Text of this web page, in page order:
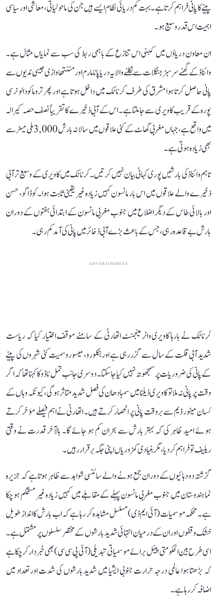
پینے کا پانی فراہم کرتا ہے۔ بہت کم دریائی نظام ایسے ہیں جن کی ماحولیاتی، معاشی اور سیاسی
اہمیت اس قدر وسیع ہو۔
ان معاون دریاؤں میں کبنی اس تنازع کے باہمی ربط کی سب سے نمایاں مثال ہے۔
وائناڈ کے گھنے سرسبز جنگلات سے نکلنے والا یہ دریا پانامارم اور مننتھاواڑی جیسی ندیوں سے
پانی حاصل کرتا ہوا مشرق کی طرف کرناٹک میں داخل ہوتا ہے اور پھر تروماکودالو نرسی
پورہ کے قریب کاویری سے جا ملتا ہے۔ اس کے آبی ذخیرے کا تقریباً نصف حصہ کیرالہ
میں واقع ہے، جہاں مغربی گھاٹ کے کئی علاقوں میں سالانہ بارش 3,000 ملی میٹر سے
بھی زیادہ ہوتی ہے۔
تاہم وائناڈ کی بارشیں پوری کہانی بیان نہیں کرتیں۔ کرناٹک میں کاویری کے وسیع تر آبی
ذخیرے والے علاقوں میں اس بار مانسون کہیں زیادہ غیر یقینی ثابت ہوا۔ کوڈاگو، حسن
اور بالائی طاس کے دیگر اضلاع میں جنوب مغربی مانسون کے ابتدائی ہفتوں کے دوران
بارش بے قاعدہ رہی، جس کے باعث بڑے آبی ذخائر میں پانی کی آمد کم رہی۔
ADVERTISEMENT
کرناٹک نے بارہا کاویری واٹر مینجمنٹ اتھارٹی کے سامنے موقف اختیار کیا کہ ریاست
شدید آبی قلت کے سال سے گزر رہی ہے اور بنگلورو، میسورو سمیت کئی شہروں کی پینے
کے پانی کی ضروریات پر سمجھوتہ نہیں کیا جا سکتا۔ دوسری جانب تمل ناڈو کا کہنا تھا کہ اگر
وقت پر پانی نہ ملا تو کاویری ڈیلٹا میں سمبا دھان کی فصل شدید متاثر ہوگی، کیونکہ وہاں کے
کسان میٹور ڈیم سے بروقت پانی پر انحصار کرتے ہیں۔ اتھارٹی نے اہم فیصلے مؤخر کرتے
ہوئے امید ظاہر کی کہ بہتر بارش سے بحران کم ہو جائے گا۔ بالآخر قدرت نے وقتی
ریلیف تو فراہم کر دیا، مگر بنیادی کمزوریاں اپنی جگہ برقرار رہیں۔
گزشتہ دو دہائیوں کے دوران جمع ہونے والے سائنسی شواہد سے ظاہر ہوتا ہے کہ جزیرہ
نما ہندوستان میں جنوب مغربی مانسون پہلے کے مقابلے میں کہیں زیادہ غیر مستحکم ہو چکا
ہے۔ محکمہ موسمیات (آئی ایم ڈی) مسلسل مشاہدہ کر رہا ہے کہ اب بارش کا انداز طویل
خشک وقفوں اور ان کے درمیان انتہائی شدید بارشوں کے مختصر سلسلوں پر مشتمل ہے۔
اسی طرح بین الحکومتی پینل برائے موسمیاتی تبدیلی (آئی پی سی سی) بھی خبردار کر چکا ہے
کہ بڑھتا ہوا عالمی درجہ حرارت جنوبی ایشیا میں شدید بارشوں کی شدت اور تعداد میں
اضافہ کر رہا ہے۔